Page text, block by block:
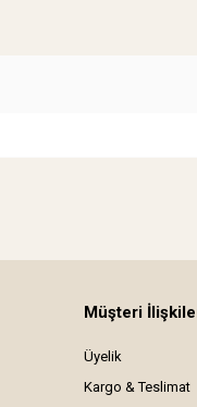
Müşteri
Üyelik
Kargo & Teslimat